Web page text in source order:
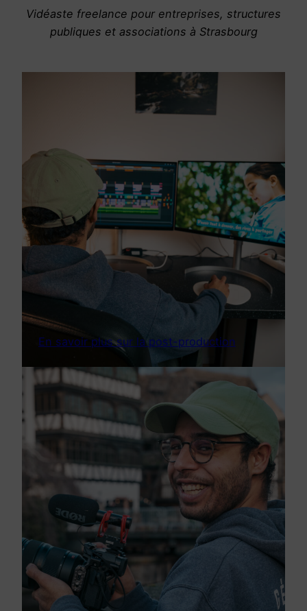
Vidéaste freelance pour entreprises, structures
publiques et associations à Strasbourg
En savoir plus sur la post-production